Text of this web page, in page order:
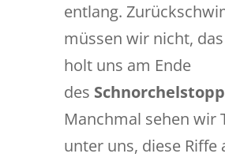
entlang.
müssen wir nicht,
holt uns am Ende
des
Manchmal sehen wir
unter uns, diese Riffe